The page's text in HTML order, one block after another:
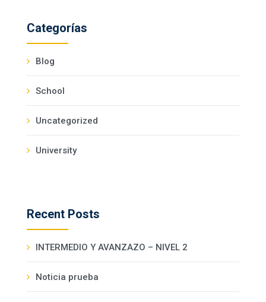
Categorías
Blog
School
Uncategorized
University
Recent Posts
INTERMEDIO Y AVANZAZO – NIVEL 2
Noticia prueba